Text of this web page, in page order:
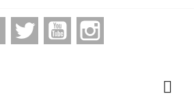
FacebookTwitter YouTube
